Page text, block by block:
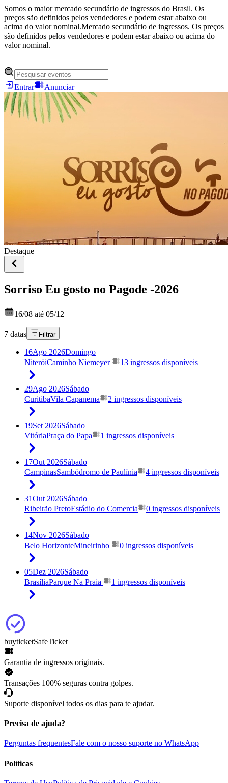
Somos o maior mercado secundário de ingressos do Brasil. Os
preços são definidos pelos vendedores e podem estar abaixo ou
acima do valor nominal.Mercado secundário de ingressos. Os preços
são definidos pelos vendedores e podem estar abaixo ou acima do
valor nominal.
Entrar Anunciar
Destaque
Sorriso Eu gosto no Pagode -2026
16/08 até 05/12
7 datas Filtrar
16Ago 2026Domingo
NiteróiCaminho Niemeyer 13 ingressos disponíveis
29Ago 2026Sábado
CuritibaVila Capanema 2 ingressos disponíveis
19Set 2026Sábado
VitóriaPraça do Papa 1 ingressos disponíveis
17Out 2026Sábado
CampinasSambódromo de Paulínia 4 ingressos disponíveis
31Out 2026Sábado
Ribeirão PretoEstádio do Comercia 0 ingressos disponíveis
14Nov 2026Sábado
Belo HorizonteMineirinho 0 ingressos disponíveis
05Dez 2026Sábado
BrasíliaParque Na Praia 1 ingressos disponíveis
buyticketSafeTicket
Garantia de ingressos originais.
Transações 100% seguras contra golpes.
Suporte disponível todos os dias para te ajudar.
Precisa de ajuda?
Perguntas frequentesFale com o nosso suporte no WhatsApp
Políticas